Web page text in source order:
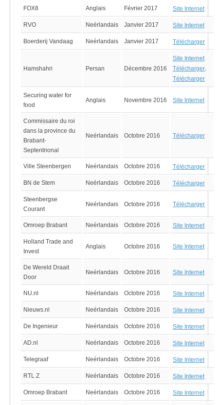
FOX8 Anglais Février 2017 Site Internet
RVO Neérlandais Janvier 2017 Site Internet
Boerderij Vandaag Neérlandais Janvier 2017 Télécharger
Hamshahri Persan Décembre 2016
Site Internet
Télécharger,
Télécharger
Securing water for
food
Anglais Novembre 2016 Site Internet
Commissaire du roi
dans la province du
Brabant-
Septentrional
Neérlandais Octobre 2016 Télécharger
Ville Steenbergen Neérlandais Octobre 2016 Télécharger
BN de Stem Neérlandais Octobre 2016 Télécharger
Steenbergse
Courant
Neérlandais Octobre 2016 Télécharger
Omroep Brabant Neérlandais Octobre 2016 Site Internet
Holland Trade and
Invest
Anglais Octobre 2016 Site Internet
De Wereld Draait
Door
Neérlandais Octobre 2016 Site Internet
NU.nl Neérlandais Octobre 2016 Site Internet
Nieuws.nl Neérlandais Octobre 2016 Site Internet
De Ingenieur Neérlandais Octobre 2016 Site Internet
AD.nl Neérlandais Octobre 2016 Site Internet
Telegraaf Neérlandais Octobre 2016 Site Internet
RTL Z Neérlandais Octobre 2016 Site Internet
Omroep Brabant Neérlandais Octobre 2016 Site Internet